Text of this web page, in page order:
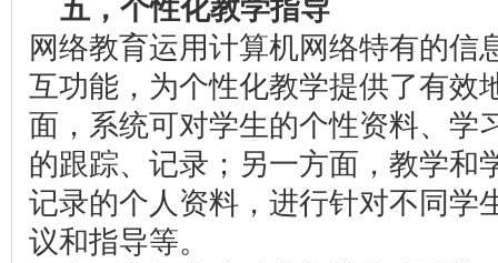
五，个性化教学指导
网络教育运用计算机网络特有的信
互功能，为个性化教学提供了有效
面，系统可对学生的个性资料、学
的跟踪、记录；另一方面，教学和
记录的个人资料，进行针对不同学
议和指导等。